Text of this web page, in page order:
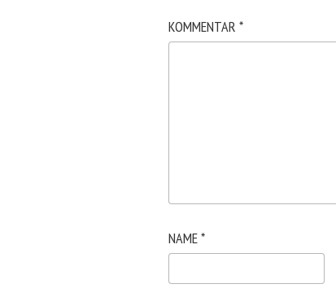
KOMMENTAR *
NAME*